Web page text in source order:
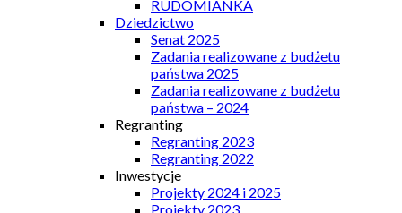
RUDOMIANKA
Dziedzictwo
Senat 2025
Zadania realizowane z budżetu
państwa 2025
Zadania realizowane z budżetu
państwa – 2024
Regranting
Regranting 2023
Regranting 2022
Inwestycje
Projekty 2024 i 2025
Projekty 2023